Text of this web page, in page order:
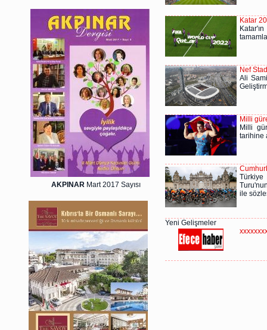
AKPINAR Mart 2017 Sayısı
Katar
Nef
Ali
Milli
Milli
tarihine
Türkiye
ile
Yeni Gelişmeler